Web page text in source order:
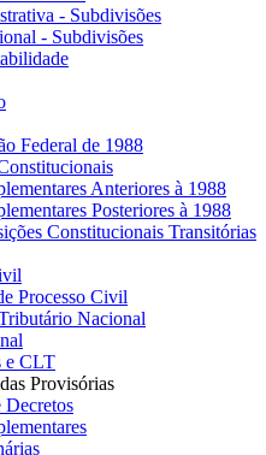
- Subdivisões
- Subdivisões
Federal de 1988
Anteriores à 1988
Posteriores à 1988
Constitucionais Transitórias
Processo Civil
Nacional
e CLT
Provisórias
Decretos